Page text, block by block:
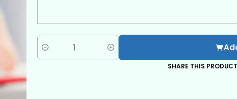
Quantity
SHARE THIS PRODUCT